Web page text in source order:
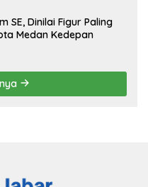
SE, Dinilai Figur Paling
Medan Kedepan